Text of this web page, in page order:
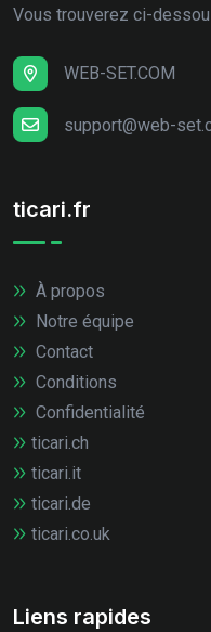
Vous trouverez ci-
WEB-SET.COM
support@web-
ticari.fr
À propos
Notre équipe
Contact
Conditions
Confidentialité
ticari.ch
ticari.it
ticari.de
ticari.co.uk
Liens rapides